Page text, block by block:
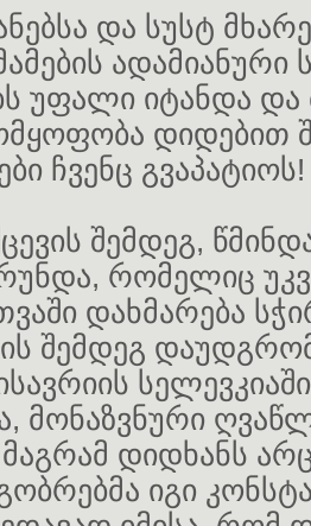
და სუსტ
ადამიანური
უფალი იტანდა და
დიდებით
ჩვენც გვაპატიოს!
შემდეგ,
რომელიც
დახმარება
შემდეგ
მონაზვნური
დიდხანს
იგი